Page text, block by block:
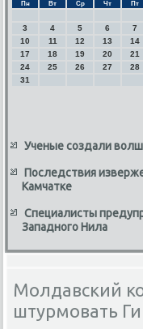
Пн Вт Ср Чт Пт
3
4 5 6 7
10
11 12 13 14
17
18 19 20 21
24
25 26 27 28
31
Ученые создали
Последствия
Камчатке
Специалисты
Западного Нила
Молдавский
штурмовать